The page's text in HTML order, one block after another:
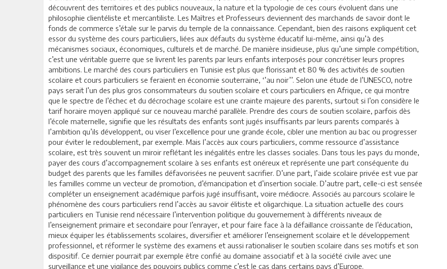
découvrent des territoires et des publics nouveaux, la nature et la typologie de ces cours évoluent dans une
philosophie clientéliste et mercantiliste. Les Maîtres et Professeurs deviennent des marchands de savoir dont le
fonds de commerce s’étale sur le parvis du temple de la connaissance. Cependant, bien des raisons expliquent cet
essor du système des cours particuliers, liées aux défauts du système éducatif lui-même, ainsi qu’à des
mécanismes sociaux, économiques, culturels et de marché. De manière insidieuse, plus qu’une simple compétition,
c’est une véritable guerre que se livrent les parents par leurs enfants interposés pour concrétiser leurs propres
ambitions. Le marché des cours particuliers en Tunisie est plus que florissant et 80 % des activités de soutien
scolaire et cours particuliers se feraient en économie souterraine, ‘’au noir’’. Selon une étude de l’UNESCO, notre
pays serait l’un des plus gros consommateurs du soutien scolaire et cours particuliers en Afrique, ce qui montre
que le spectre de l’échec et du décrochage scolaire est une crainte majeure des parents, surtout si l’on considère le
tarif horaire moyen appliqué sur ce nouveau marché parallèle. Prendre des cours de soutien scolaire, parfois dès
l’école maternelle, signifie que les résultats des enfants sont jugés insuffisants par leurs parents comparés à
l’ambition qu’ils développent, ou viser l’excellence pour une grande école, cibler une mention au bac ou progresser
pour éviter le redoublement, par exemple. Mais l’accès aux cours particuliers, comme ressource d’assistance
scolaire, est très souvent un miroir reflétant les inégalités entre les classes sociales. Dans tous les pays du monde,
payer des cours d’accompagnement scolaire à ses enfants est onéreux et représente une part conséquente du
budget des parents que les familles défavorisées ne peuvent sacrifier. D’une part, l’aide scolaire privée est vue par
les familles comme un vecteur de promotion, d’émancipation et d’insertion sociale. D’autre part, celle-ci est sensée
compléter un enseignement académique parfois jugé insuffisant, voire médiocre. Associés au parcours scolaire le
phénomène des cours particuliers rend l’accès au savoir élitiste et oligarchique. La situation actuelle des cours
particuliers en Tunisie rend nécessaire l’intervention politique du gouvernement à différents niveaux de
l’enseignement primaire et secondaire pour l’enrayer, et pour faire face à la défaillance croissante de l’éducation,
mieux équiper les établissements scolaires, diversifier et améliorer l’enseignement scolaire et le développement
professionnel, et réformer le système des examens et aussi rationaliser le soutien scolaire dans ses motifs et son
dispositif. Ce dernier pourrait par exemple être confié au domaine associatif et à la société civile avec une
surveillance et une vigilance des pouvoirs publics comme c’est le cas dans certains pays d’Europe.